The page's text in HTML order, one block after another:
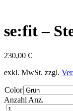
se:fit –
230,00 €
exkl. MwSt. zzgl.
Color
Anzahl Anz.